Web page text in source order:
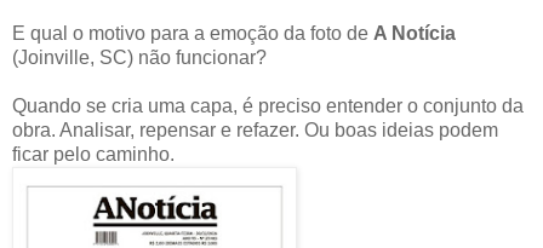
E qual o motivo para a emoção da foto de A Notícia
(Joinville, SC) não funcionar?
Quando se cria uma capa, é preciso entender o conjunto da
obra. Analisar, repensar e refazer. Ou boas ideias podem
ficar pelo caminho.